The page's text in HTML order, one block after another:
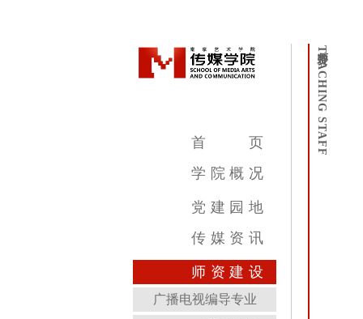
首
页
学 院 概 况
学院简介
学院领导
机构设置
教学设施
专业介绍
党 建 园 地
传 媒 资 讯
传媒新闻
传媒公告
传媒艺讯
师 资 建 设
广播电视编导专业
TEACHING STAFF